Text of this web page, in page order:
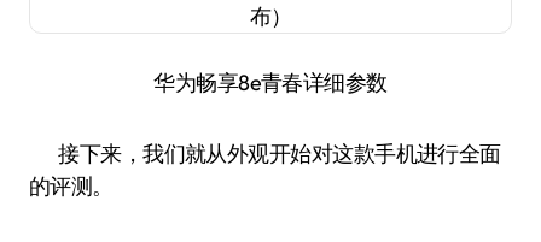
华为畅享8e青春详细参数
接下来，我们就从外观开始对这款手机进行全面
的评测。